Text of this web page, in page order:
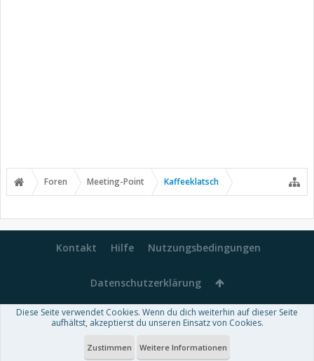
Foren Meeting-Point Kaffeeklatsch
Kontakt Hilfe Nutzungsbedingungen
Datenschutzerklärung
Forum software by XenForo™-Deutsch von xenDach
Theme designed byThemeHouse
Diese Seite verwendet Cookies. Wenn du dich weiterhin auf dieser Seite
aufhältst, akzeptierst du unseren Einsatz von Cookies.
Zustimmen Weitere Informationen